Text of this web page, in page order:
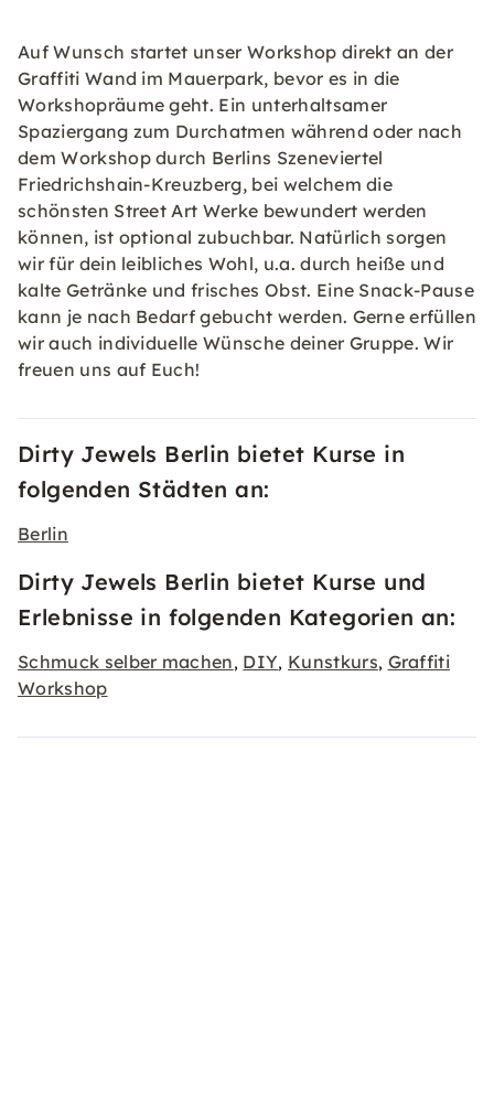
Auf Wunsch startet unser Workshop direkt an der
Graffiti Wand im Mauerpark, bevor es in die
Workshopräume geht. Ein unterhaltsamer
Spaziergang zum Durchatmen während oder nach
dem Workshop durch Berlins Szeneviertel
Friedrichshain-Kreuzberg, bei welchem die
schönsten Street Art Werke bewundert werden
können, ist optional zubuchbar. Natürlich sorgen
wir für dein leibliches Wohl, u.a. durch heiße und
kalte Getränke und frisches Obst. Eine Snack-Pause
kann je nach Bedarf gebucht werden. Gerne erfüllen
wir auch individuelle Wünsche deiner Gruppe. Wir
freuen uns auf Euch!
Dirty Jewels Berlin bietet Kurse in
folgenden Städten an:
Berlin
Dirty Jewels Berlin bietet Kurse und
Erlebnisse in folgenden Kategorien an:
Schmuck selber machen, DIY, Kunstkurs, Graffiti
Workshop